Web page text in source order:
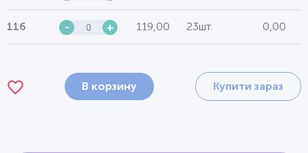
116 - + 119,00 23шт. 0,00
В корзину Купити зараз